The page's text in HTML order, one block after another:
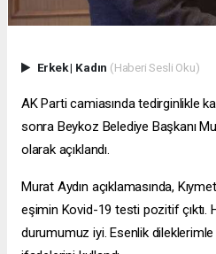
Erkek| Kadın (Haberi Sesli Oku)
AK Parti camiasında tedirginlikle
sonra Beykoz Belediye Başkanı
olarak açıklandı.
Murat Aydın açıklamasında,
eşimin Kovid-19 testi pozitif çıktı.
durumumuz iyi. Esenlik dileklerimle